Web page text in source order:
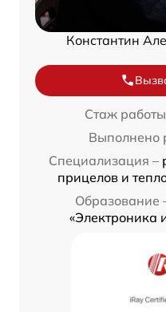
Константин
Стаж
Выполнено
Специализация –
прицелов и
Образование
«Электроника